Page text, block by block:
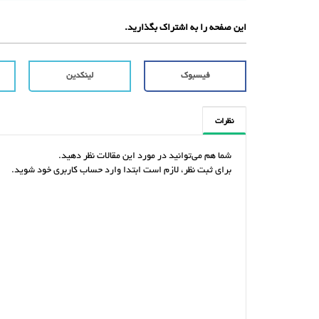
این صفحه را به اشتراک بگذارید.
فیسبوک لینکدین
نظرات
شما هم می‌توانید در مورد این مقالات نظر دهید.
برای ثبت نظر، لازم است ابتدا وارد حساب کاربری خود شوید.